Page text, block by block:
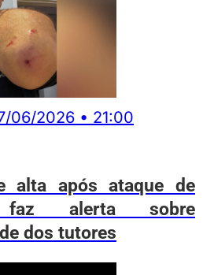
06/2026 • 21:00
alta após ataque de
alerta sobre
dos tutores